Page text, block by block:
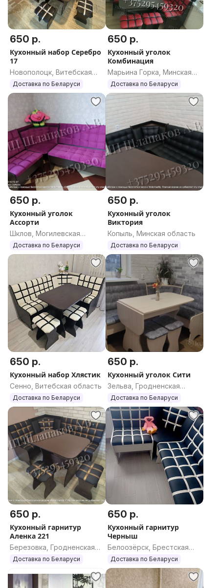
650 р.
Кухонный набор Серебро
17
Новополоцк, Витебская
область
Доставка по Беларуси
650 р.
Кухонный уголок
Комбинация
Марьина Горка, Минская
область
Доставка по Беларуси
650 р.
Кухонный уголок
Ассорти
Шклов, Могилевская
область
Доставка по Беларуси
650 р.
Кухонный уголок
Виктория
Копыль, Минская область
Доставка по Беларуси
650 р.
Кухонный набор Хлястик
Сенно, Витебская область
Доставка по Беларуси
650 р.
Кухонный уголок Сити
Зельва, Гродненская
область
Доставка по Беларуси
650 р.
Кухонный гарнитур
Аленка 221
Березовка, Гродненская
область
Доставка по Беларуси
650 р.
Кухонный гарнитур
Черныш
Белоозёрск, Брестская
область
Доставка по Беларуси